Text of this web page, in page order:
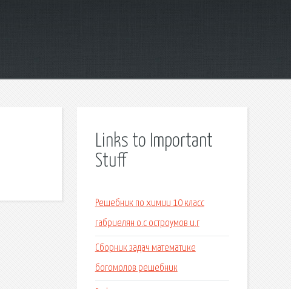
Links to Important
Stuff
Решебник по химии 10 класс
габриелян о.с остроумов и.г
Сборник задач математике
богомолов решебник